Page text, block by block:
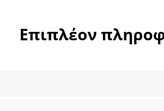
Επιπλέον